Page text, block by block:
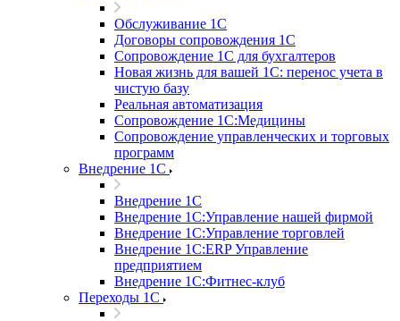
Обслуживание 1С
Договоры сопровождения 1С
Сопровождение 1С для бухгалтеров
Новая жизнь для вашей 1С: перенос учета в
чистую базу
Реальная автоматизация
Сопровождение 1С:Медицины
Сопровождение управленческих и торговых
программ
Внедрение 1С
Внедрение 1С
Внедрение 1С:Управление нашей фирмой
Внедрение 1С:Управление торговлей
Внедрение 1С:ERP Управление
предприятием
Внедрение 1С:Фитнес-клуб
Переходы 1С